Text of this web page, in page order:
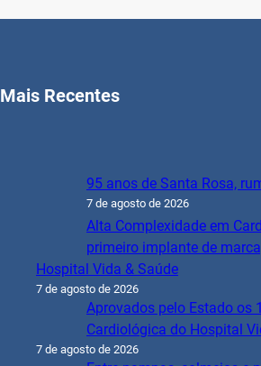
Mais Recentes
95 anos de Santa Rosa,
7 de agosto de 2026
Alta Complexidade em
primeiro implante de
Hospital Vida & Saúde
7 de agosto de 2026
Aprovados pelo Estado os
Cardiológica do Hospital
7 de agosto de 2026